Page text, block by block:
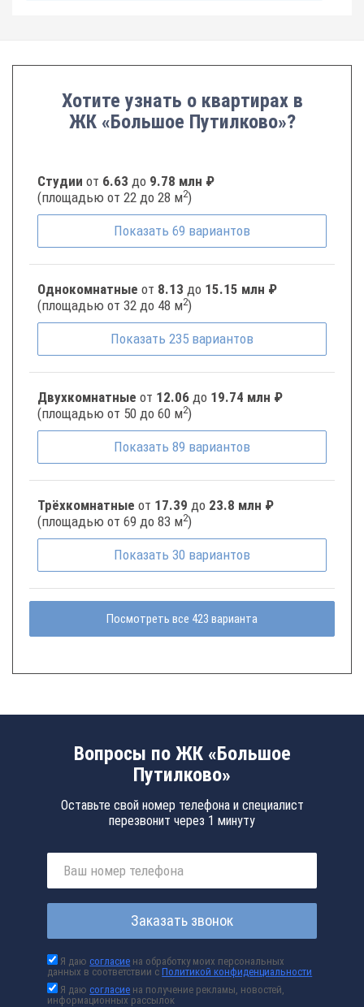
Хотите узнать о квартирах в
ЖК «Большое Путилково»?
Студии от 6.63 до 9.78 млн ₽
(площадью от 22 до 28 м2)
Показать 69 вариантов
Однокомнатные от 8.13 до 15.15 млн ₽
(площадью от 32 до 48 м2)
Показать 235 вариантов
Двухкомнатные от 12.06 до 19.74 млн ₽
(площадью от 50 до 60 м2)
Показать 89 вариантов
Трёхкомнатные от 17.39 до 23.8 млн ₽
(площадью от 69 до 83 м2)
Показать 30 вариантов
Посмотреть все 423 варианта
Вопросы по ЖК «Большое
Путилково»
Оставьте свой номер телефона и специалист
перезвонит через 1 минуту
Заказать звонок
Я даюсогласие на обработку моих персональных
данных в соответствии сПолитикой конфиденциальности
Я даюсогласие на получение рекламы, новостей,
информационных рассылок